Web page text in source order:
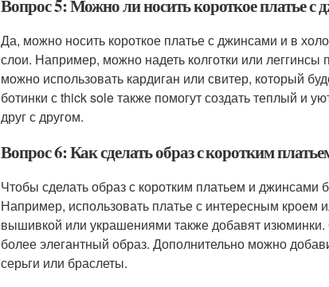
Вопрос 5: Можно ли носить короткое платье с
Да, можно носить короткое платье с джинсами и в
слои. Например, можно надеть колготки или леггинсы
можно использовать кардиган или свитер, который
ботинки с thick sole также помогут создать теплый и
друг с другом.
Вопрос 6: Как сделать образ с коротким
Чтобы сделать образ с коротким платьем и
Например, использовать платье с интересным кроем
вышивкой или украшениями также добавят изюминки.
более элегантный образ. Дополнительно можно
серьги или браслеты.